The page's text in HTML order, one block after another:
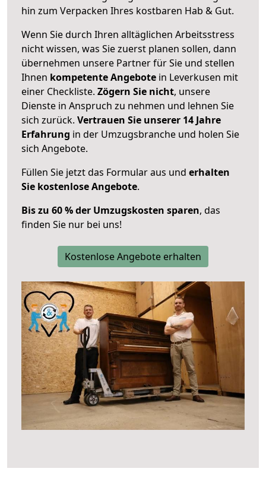
hin zum Verpacken Ihres kostbaren Hab & Gut.
Wenn Sie durch Ihren alltäglichen Arbeitsstress
nicht wissen, was Sie zuerst planen sollen, dann
übernehmen unsere Partner für Sie und stellen
Ihnen kompetente Angebote in Leverkusen mit
einer Checkliste. Zögern Sie nicht, unsere
Dienste in Anspruch zu nehmen und lehnen Sie
sich zurück. Vertrauen Sie unserer 14 Jahre
Erfahrung in der Umzugsbranche und holen Sie
sich Angebote.
Füllen Sie jetzt das Formular aus und erhalten
Sie kostenlose Angebote.
Bis zu 60 % der Umzugskosten sparen, das
finden Sie nur bei uns!
Kostenlose Angebote erhalten